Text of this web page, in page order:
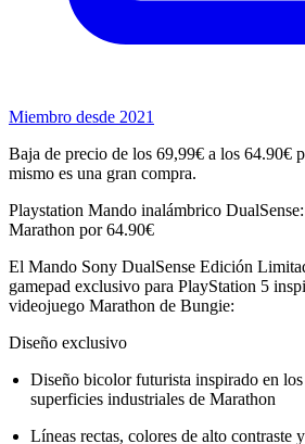
Miembro desde 2021
Baja de precio de los 69,99€ a los 64.90€
mismo es una gran compra.
Playstation Mando inalámbrico
Marathon por 64.90€
El Mando Sony DualSense Edición
gamepad exclusivo para PlayStation 5
videojuego Marathon de Bungie:
Diseño exclusivo
Diseño bicolor futurista inspirado en
superficies industriales de Marathon
Líneas rectas, colores de alto contraste